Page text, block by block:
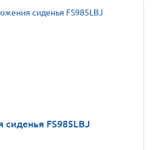
FS985LBJ